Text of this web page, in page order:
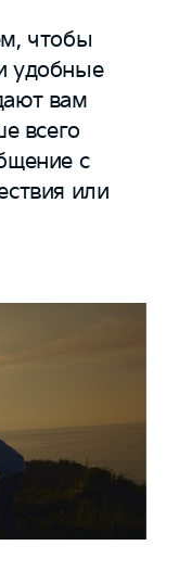
чтобы
удобные
вам
всего
с
или